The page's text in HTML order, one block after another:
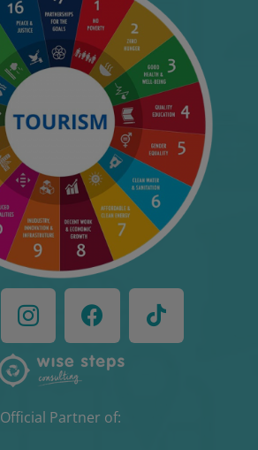
Official Partner of: